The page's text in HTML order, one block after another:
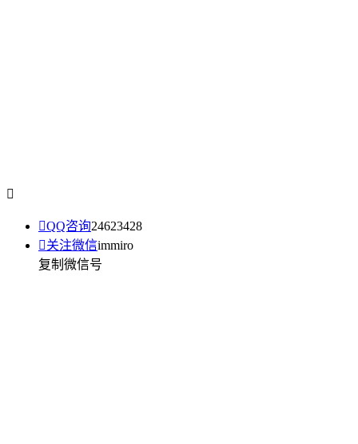

QQ咨询24623428
关注微信immiro
复制微信号